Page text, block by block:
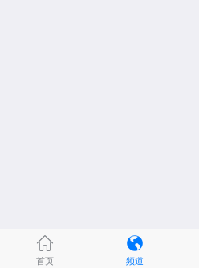
首页 频道